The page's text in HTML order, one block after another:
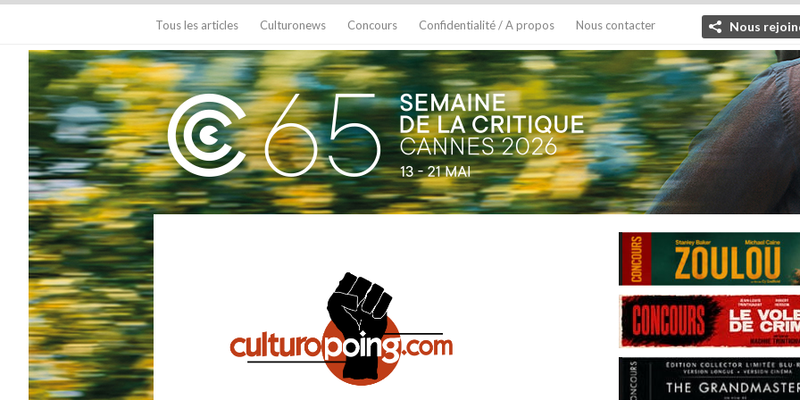
Tous les articles Culturonews Concours Confidentialité / A propos Nous contacter Nous